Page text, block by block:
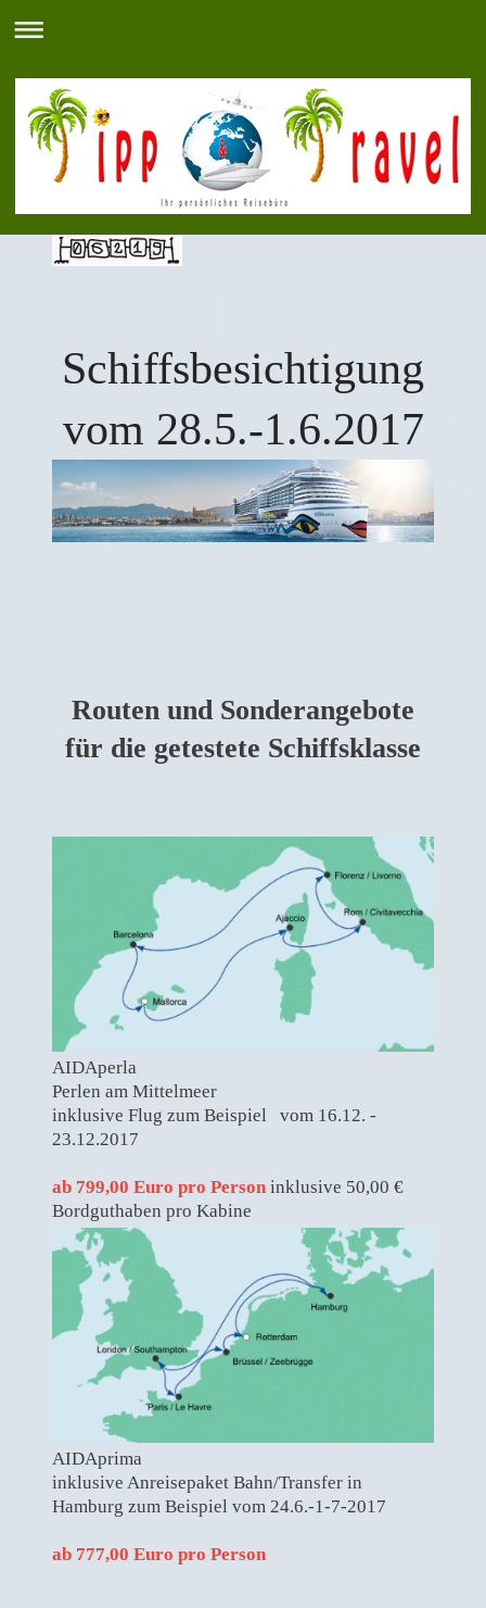
Schiffsbesichtigung
vom 28.5.-1.6.2017
Routen und Sonderangebote
für die getestete Schiffsklasse
AIDAperla
Perlen am Mittelmeer
inklusive Flug zum Beispiel vom 16.12. -
23.12.2017
ab 799,00 Euro pro Person inklusive 50,00 €
Bordguthaben pro Kabine
AIDAprima
inklusive Anreisepaket Bahn/Transfer in
Hamburg zum Beispiel vom 24.6.-1-7-2017
ab 777,00 Euro pro Person